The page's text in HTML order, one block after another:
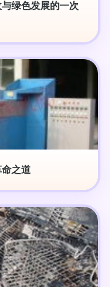
绿色发展的一次
之道